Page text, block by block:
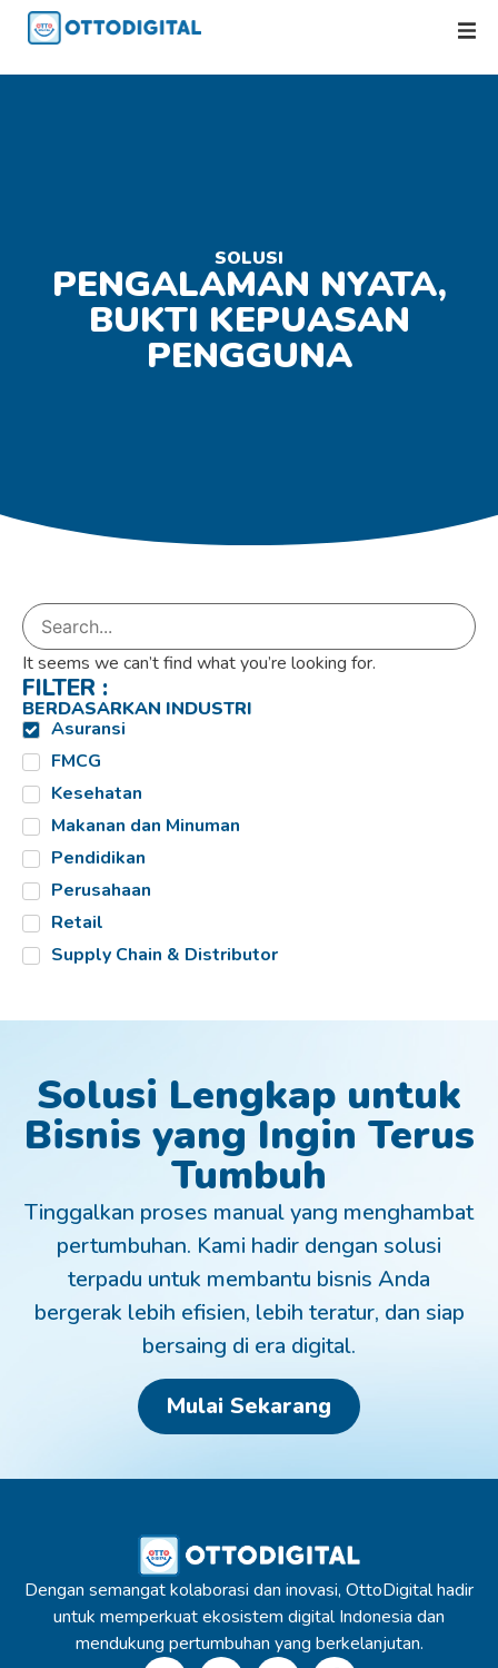
SOLUSI
PENGALAMAN NYATA,
BUKTI KEPUASAN
PENGGUNA
FILTER :
BERDASARKAN INDUSTRI
Asuransi
FMCG
Kesehatan
Makanan dan Minuman
Pendidikan
Perusahaan
Retail
Supply Chain & Distributor
It seems we can’t find what you’re looking for.
Solusi Lengkap untuk
Bisnis yang Ingin Terus
Tumbuh
Tinggalkan proses manual yang menghambat
pertumbuhan. Kami hadir dengan solusi
terpadu untuk membantu bisnis Anda
bergerak lebih efisien, lebih teratur, dan siap
bersaing di era digital.
Mulai Sekarang
Dengan semangat kolaborasi dan inovasi, OttoDigital hadir
untuk memperkuat ekosistem digital Indonesia dan
mendukung pertumbuhan yang berkelanjutan.